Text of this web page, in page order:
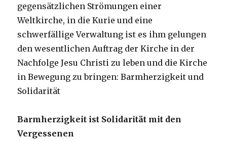
gegensätzlichen Strömungen einer
Weltkirche, in die Kurie und eine
schwerfällige Verwaltung ist es ihm gelungen
den wesentlichen Auftrag der Kirche in der
Nachfolge Jesu Christi zu leben und die Kirche
in Bewegung zu bringen: Barmherzigkeit und
Solidarität
Barmherzigkeit ist Solidarität mit den
Vergessenen